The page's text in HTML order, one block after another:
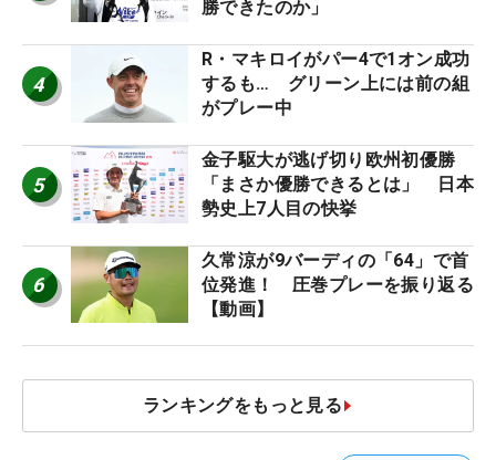
勝できたのか」
4
R・マキロイがパー4で1オン成功
するも… グリーン上には前の組
がプレー中
5
金子駆大が逃げ切り欧州初優勝
「まさか優勝できるとは」 日本
勢史上7人目の快挙
6
久常涼が9バーディの「64」で首
位発進！ 圧巻プレーを振り返る
【動画】
ランキングをもっと見る